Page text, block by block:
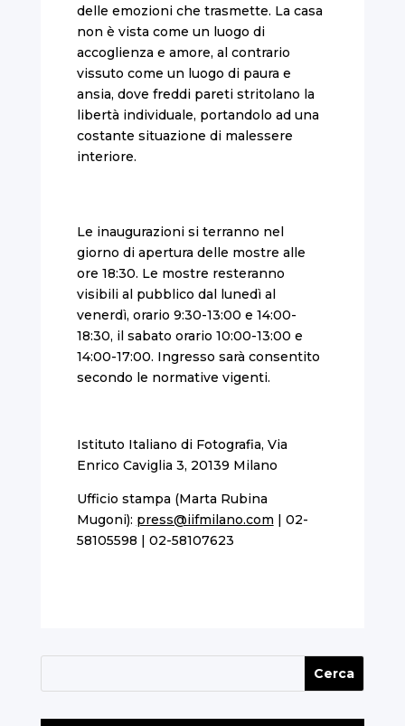
delle emozioni che trasmette. La casa
non è vista come un luogo di
accoglienza e amore, al contrario
vissuto come un luogo di paura e
ansia, dove freddi pareti stritolano la
libertà individuale, portandolo ad una
costante situazione di malessere
interiore.
Le inaugurazioni si terranno nel
giorno di apertura delle mostre alle
ore 18:30. Le mostre resteranno
visibili al pubblico dal lunedì al
venerdì, orario 9:30-13:00 e 14:00-
18:30, il sabato orario 10:00-13:00 e
14:00-17:00. Ingresso sarà consentito
secondo le normative vigenti.
Istituto Italiano di Fotografia, Via
Enrico Caviglia 3, 20139 Milano
Ufficio stampa (Marta Rubina
Mugoni): press@iifmilano.com | 02-
58105598 | 02-58107623